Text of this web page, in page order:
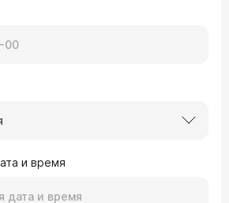
и время